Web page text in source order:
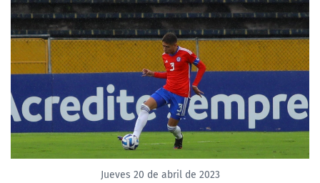
TELESERIES
NTV
ACTUALIDAD Y TENDENCIAS
CORPORATIVO Y TRANSPARENCIA
CANAL DE DENUNCIASJueves 20 de abril de 2023